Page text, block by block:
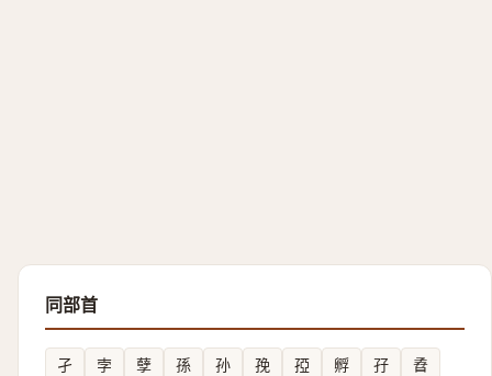
同部首
孑 孛 孽 孫 孙 㝃 孲 孵 孖
孴